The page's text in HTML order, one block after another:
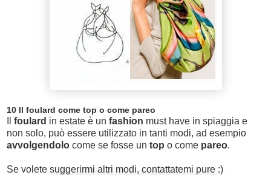
10 Il foulard come top o come pareo
foulard in estate è un fashion must have in spiaggia e
non solo, può essere utilizzato in tanti modi, ad esempio
avvolgendolo come se fosse un top o come pareo.
Se volete suggerirmi altri modi, contattatemi pure :)